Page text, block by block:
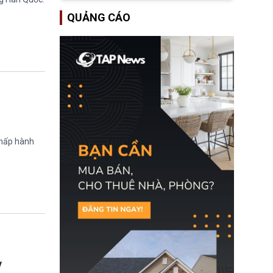
hành
quốc gia quá tải.
trưởng. Mặc dù vậy,
nhiều chính trị gia đảng
Cộng hoà (GOP) vẫn tỏ
ra hoài nghi, thậm chí
tuyên bố sẽ lên tiếng
phản đối khi đề cử này
được đưa ra toàn thể bỏ
QUẢNG CÁO